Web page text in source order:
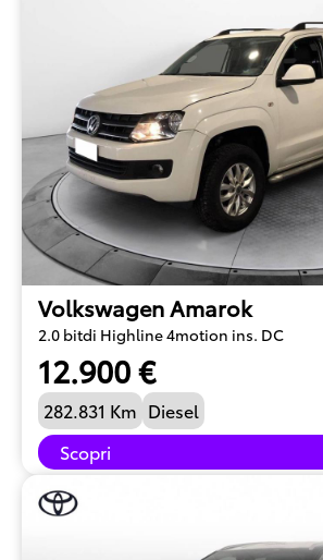
Volkswagen Amarok
2.0 bitdi Highline 4motion ins. DC
12.900 €
282.831 Km Diesel
Scopri